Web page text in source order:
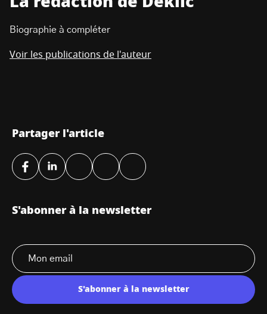
Biographie à compléter
Voir les publications de l'auteur
Partager l'article
S'abonner à la newsletter
S'abonner à la newsletter